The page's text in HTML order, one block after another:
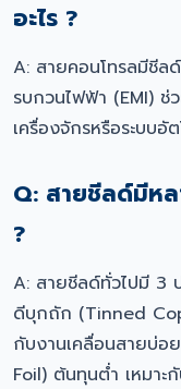
อะไร ?
A: สายคอนโทรลมีชี
รบกวนไฟฟ้า (EMI)
เครื่องจักรหรือระบบอั
Q: สายชีลด์มีหล
?
A: สายชีลด์ทั่วไปมี 3
ดีบุกถัก (Tinned
กับงานเคลื่อนสายบ่อ
Foil) ต้นทุนต่ำ เหม